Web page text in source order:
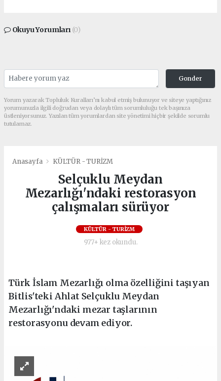
Okuyu Yorumları (0)
Gonder
Yorum yazarak Topluluk Kuralları’nı kabul etmiş bulunuyor ve siteye yaptığınız
yorumunuzla ilgili doğrudan veya dolaylı tüm sorumluluğu tek başınıza
üstleniyorsunuz. Yazılan tüm yorumlardan site yönetimi hiçbir şekilde sorumlu
tutulamaz.
Anasayfa KÜLTÜR - TURİZM
Selçuklu Meydan
Mezarlığı'ndaki restorasyon
çalışmaları sürüyor
KÜLTÜR - TURİZM
977+ kez okundu.
Türk İslam Mezarlığı olma özelliğini taşıyan
Bitlis'teki Ahlat Selçuklu Meydan
Mezarlığı'ndaki mezar taşlarının
restorasyonu devam ediyor.